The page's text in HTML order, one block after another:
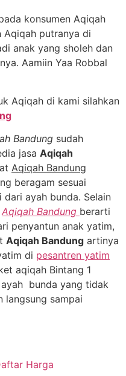
konsumen Aqiqah
Aqiqah putranya di
anak yang sholeh dan
Aamiin Yaa Robbal
Aqiqah di kami silahkan
Bandung sudah
jasa Aqiqah
Aqiqah Bandung
beragam sesuai
ayah bunda. Selain
Aqiqah Bandung berarti
penyantun anak yatim,
Aqiqah Bandung artinya
di pesantren yatim
aqiqah Bintang 1
bunda yang tidak
langsung sampai
Harga